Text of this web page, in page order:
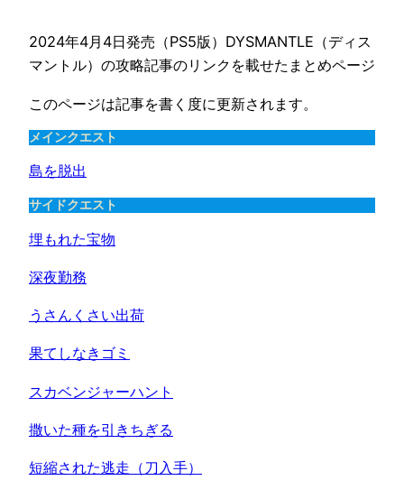
2024年4月4日発売（PS5版）DYSMANTLE（ディス
マントル）の攻略記事のリンクを載せたまとめページ
このページは記事を書く度に更新されます。
メインクエスト
島を脱出
サイドクエスト
埋もれた宝物
深夜勤務
うさんくさい出荷
果てしなきゴミ
スカベンジャーハント
撒いた種を引きちぎる
短縮された逃走（刀入手）